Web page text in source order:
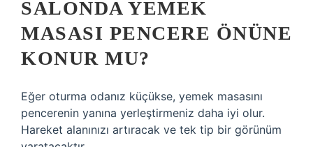
SALONDA YEMEK
MASASI PENCERE ÖNÜNE
KONUR MU?
Eğer oturma odanız küçükse, yemek masasını
pencerenin yanına yerleştirmeniz daha iyi olur.
Hareket alanınızı artıracak ve tek tip bir görünüm